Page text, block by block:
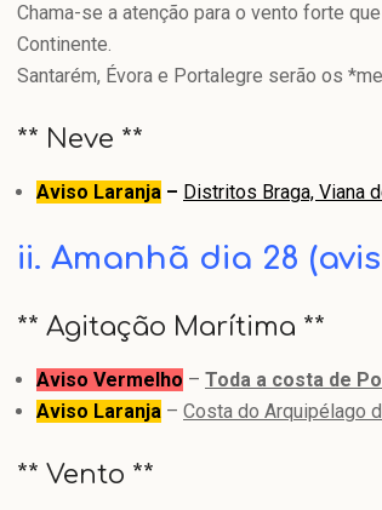
Chama-se a atenção para o vento forte
Continente.
Santarém, Évora e Portalegre serão os
** Neve **
Aviso Laranja – Distritos Braga, Viana
ii. Amanhã dia 28
** Agitação Marítima **
Aviso Vermelho – Toda a costa de
Aviso Laranja – Costa do Arquipélago
** Vento **